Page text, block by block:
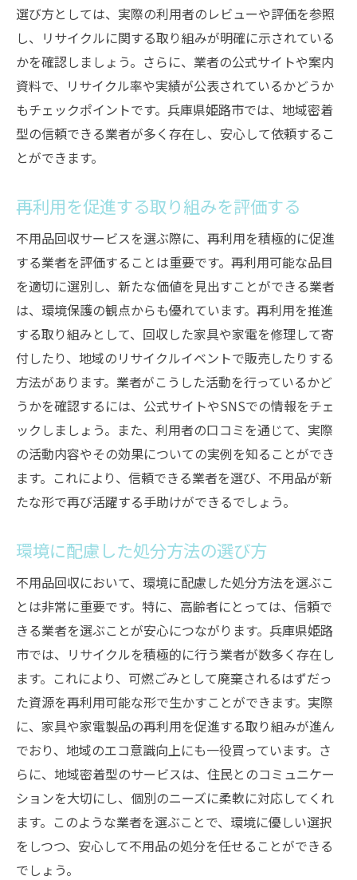
選び方としては、実際の利用者のレビューや評価を参照
し、リサイクルに関する取り組みが明確に示されている
かを確認しましょう。さらに、業者の公式サイトや案内
資料で、リサイクル率や実績が公表されているかどうか
もチェックポイントです。兵庫県姫路市では、地域密着
型の信頼できる業者が多く存在し、安心して依頼するこ
とができます。
再利用を促進する取り組みを評価する
不用品回収サービスを選ぶ際に、再利用を積極的に促進
する業者を評価することは重要です。再利用可能な品目
を適切に選別し、新たな価値を見出すことができる業者
は、環境保護の観点からも優れています。再利用を推進
する取り組みとして、回収した家具や家電を修理して寄
付したり、地域のリサイクルイベントで販売したりする
方法があります。業者がこうした活動を行っているかど
うかを確認するには、公式サイトやSNSでの情報をチェ
ックしましょう。また、利用者の口コミを通じて、実際
の活動内容やその効果についての実例を知ることができ
ます。これにより、信頼できる業者を選び、不用品が新
たな形で再び活躍する手助けができるでしょう。
環境に配慮した処分方法の選び方
不用品回収において、環境に配慮した処分方法を選ぶこ
とは非常に重要です。特に、高齢者にとっては、信頼で
きる業者を選ぶことが安心につながります。兵庫県姫路
市では、リサイクルを積極的に行う業者が数多く存在し
ます。これにより、可燃ごみとして廃棄されるはずだっ
た資源を再利用可能な形で生かすことができます。実際
に、家具や家電製品の再利用を促進する取り組みが進ん
でおり、地域のエコ意識向上にも一役買っています。さ
らに、地域密着型のサービスは、住民とのコミュニケー
ションを大切にし、個別のニーズに柔軟に対応してくれ
ます。このような業者を選ぶことで、環境に優しい選択
をしつつ、安心して不用品の処分を任せることができる
でしょう。